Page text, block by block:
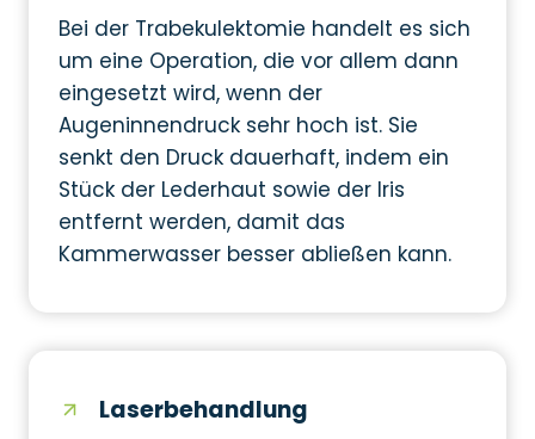
Bei der Trabekulektomie handelt es sich
um eine Operation, die vor allem dann
eingesetzt wird, wenn der
Augeninnendruck sehr hoch ist. Sie
senkt den Druck dauerhaft, indem ein
Stück der Lederhaut sowie der Iris
entfernt werden, damit das
Kammerwasser besser abließen kann.
Laserbehandlung